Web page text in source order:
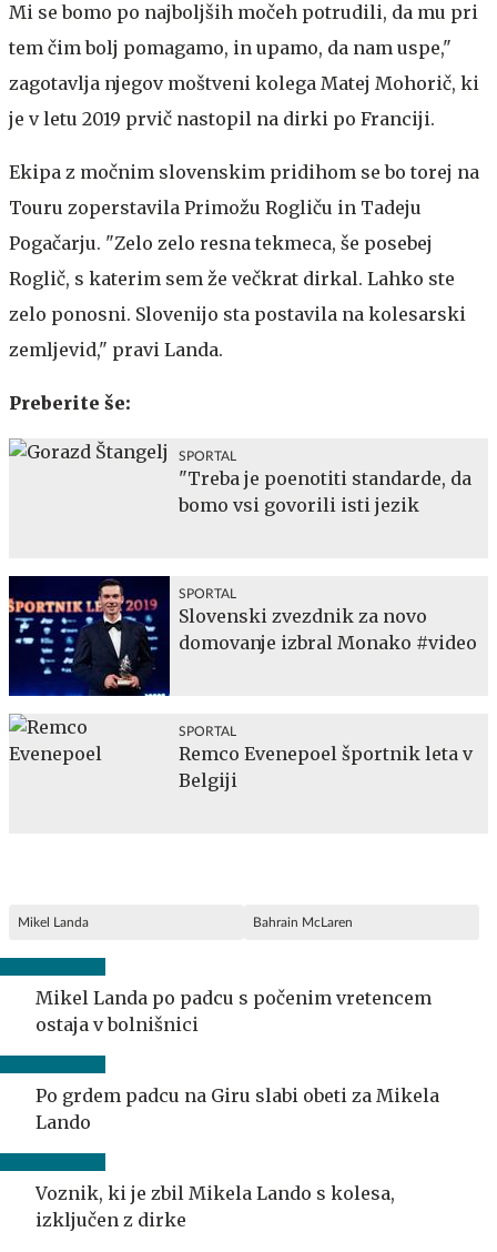
Mi se bomo po najboljših močeh potrudili, da mu pri
tem čim bolj pomagamo, in upamo, da nam uspe,"
zagotavlja njegov moštveni kolega Matej Mohorič, ki
je v letu 2019 prvič nastopil na dirki po Franciji.
Ekipa z močnim slovenskim pridihom se bo torej na
Touru zoperstavila Primožu Rogliču in Tadeju
Pogačarju. "Zelo zelo resna tekmeca, še posebej
Roglič, s katerim sem že večkrat dirkal. Lahko ste
zelo ponosni. Slovenijo sta postavila na kolesarski
zemljevid," pravi Landa.
Preberite še:
SPORTAL
"Treba je poenotiti standarde, da
bomo vsi govorili isti jezik
SPORTAL
Slovenski zvezdnik za novo
domovanje izbral Monako #video
SPORTAL
Remco Evenepoel športnik leta v
Belgiji
Mikel Landa Bahrain McLaren
Mikel Landa po padcu s počenim vretencem
ostaja v bolnišnici
Po grdem padcu na Giru slabi obeti za Mikela
Lando
Voznik, ki je zbil Mikela Lando s kolesa,
izključen z dirke